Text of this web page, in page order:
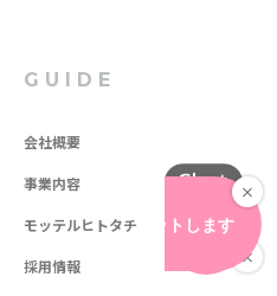
GUIDE
会社概要
事業内容
モッテルヒトタチ
採用情報